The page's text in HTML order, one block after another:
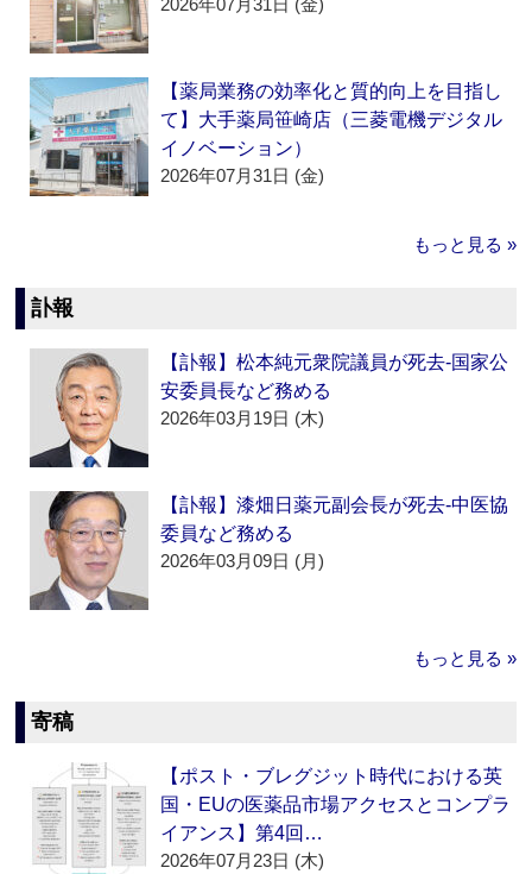
2026年07月31日 (金)
【薬局業務の効率化と質的向上を目指し
て】大手薬局笹崎店（三菱電機デジタル
イノベーション）
2026年07月31日 (金)
もっと見る »
訃報
【訃報】松本純元衆院議員が死去‐国家公
安委員長など務める
2026年03月19日 (木)
【訃報】漆畑日薬元副会長が死去‐中医協
委員など務める
2026年03月09日 (月)
もっと見る »
寄稿
【ポスト・ブレグジット時代における英
国・EUの医薬品市場アクセスとコンプラ
イアンス】第4回…
2026年07月23日 (木)